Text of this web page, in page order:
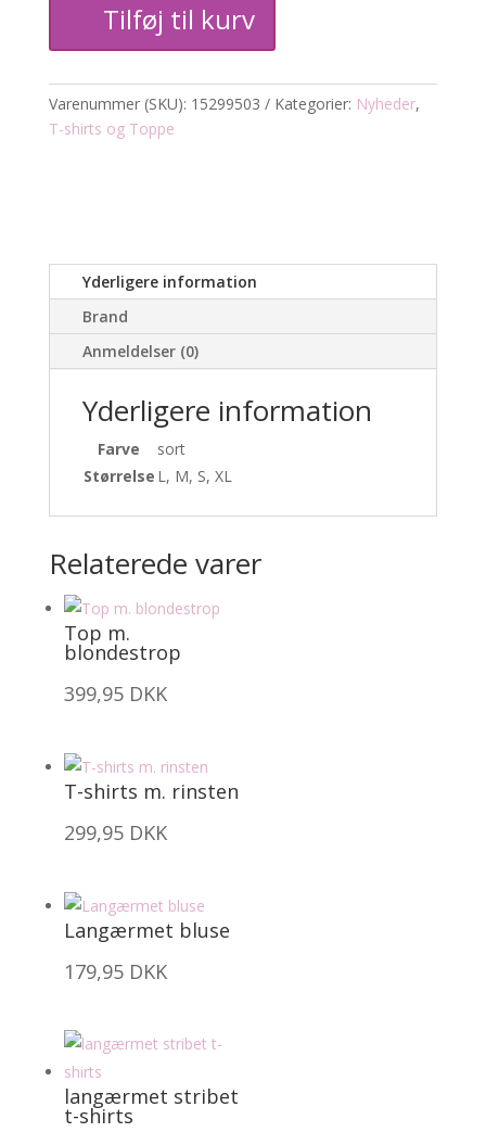
antal
Tilføj til kurv
Varenummer (SKU): 15299503 Kategorier: Nyheder,
T-shirts og Toppe
Yderligere information
Brand
Anmeldelser (0)
Yderligere information
Farve
sort
Størrelse L, M, S, XL
Relaterede varer
Top m.
blondestrop
399,95 DKK
T-shirts m. rinsten
299,95 DKK
Langærmet bluse
179,95 DKK
langærmet stribet
t-shirts